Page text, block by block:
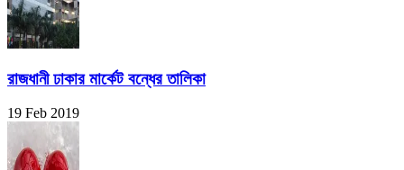
রাজধানী ঢাকার মার্কেট বন্ধের তালিকা
19 Feb 2019